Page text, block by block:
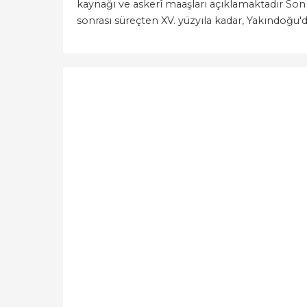
kaynağı ve askerî maaşları açıklamaktadır
sonrası süreçten XV. yüzyıla kadar,